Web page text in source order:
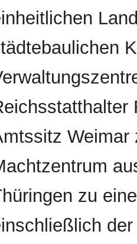
Weimar
zu